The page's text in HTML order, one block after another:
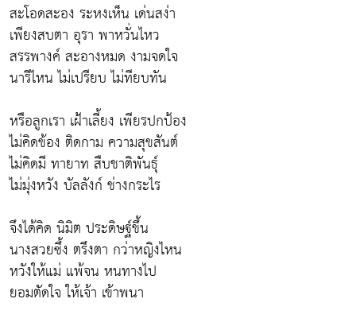
สะโอดสะอง ระหงเห็น เด่นสง่า
เพียงสบตา อุรา พาหวั่นไหว
สรรพางค์ สะอางหมด งามจดใจ
นารีไหน ไม่เปรียบ ไม่ทียบทัน
หรือลูกเรา เฝ้าเลี้ยง เพียรปกป้อง
ไม่คิดข้อง ติดกาม ความสุขสันต์
ไม่คิดมี ทายาท สืบชาติพันธุ์
ไม่มุ่งหวัง บัลลังก์ ช่างกระไร
จึงได้คิด นิมิต ประดิษฐ์ขึ้น
นางสวยซึ้ง ตรึงตา กว่าหญิงไหน
หวังให้แม่ แพ้จน หนทางไป
ยอมตัดใจ ให้เจ้า เข้าพนา